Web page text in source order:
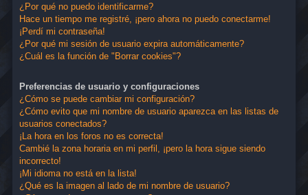
¿Por qué no puedo identificarme?
Hace un tiempo me registré, ¡pero ahora no puedo conectarme!
¡Perdí mi contraseña!
¿Por qué mi sesión de usuario expira automáticamente?
¿Cuál es la función de "Borrar cookies"?
Preferencias de usuario y configuraciones
¿Cómo se puede cambiar mi configuración?
¿Cómo evito que mi nombre de usuario aparezca en las listas de
usuarios conectados?
¡La hora en los foros no es correcta!
Cambié la zona horaria en mi perfil, ¡pero la hora sigue siendo
incorrecto!
¡Mi idioma no está en la lista!
¿Qué es la imagen al lado de mi nombre de usuario?